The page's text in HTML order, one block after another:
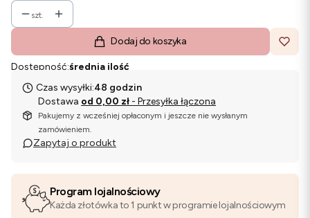
szt.
Dodaj do koszyka
Dostępność:średnia ilość
Czas wysyłki:48 godzin
Dostawa od 0,00 zł - Przesyłka łączona
Pakujemy z wcześniej opłaconym i jeszcze nie wysłanym
zamówieniem.
Zapytaj o produkt
Program lojalnościowy
Każda złotówka to 1 punkt w programie lojalnościowym